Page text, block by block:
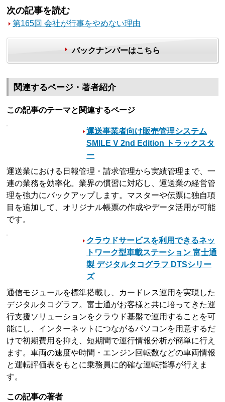
次の記事を読む
第165回 会社が行事をやめない理由
バックナンバーはこちら
関連するページ・著者紹介
この記事のテーマと関連するページ
運送事業者向け販売管理システム
SMILE V 2nd Edition トラックスタ
ー
運送業における日報管理・請求管理から実績管理まで、一
連の業務を効率化。業界の慣習に対応し、運送業の経営管
理を強力にバックアップします。マスターや伝票に独自項
目を追加して、オリジナル帳票の作成やデータ活用が可能
です。
クラウドサービスを利用できるネッ
トワーク型車載ステーション 富士通
製 デジタルタコグラフ DTSシリー
ズ
通信モジュールを標準搭載し、カードレス運用を実現した
デジタルタコグラフ。富士通がお客様と共に培ってきた運
行支援ソリューションをクラウド基盤で運用することを可
能にし、インターネットにつながるパソコンを用意するだ
けで初期費用を抑え、短期間で運行情報分析が簡単に行え
ます。車両の速度や時間・エンジン回転数などの車両情報
と運転評価表をもとに乗務員に的確な運転指導が行えま
す。
この記事の著者